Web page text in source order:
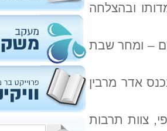
ובהצלחה
– ומחר שבת
אדר מרבין
צוות תרבות